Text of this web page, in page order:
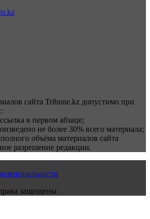
сайта Tribune.kz допустимо при
в первом абзаце;
не более 30% всего материала;
объёма материалов сайта
разрешение редакции.
защищены